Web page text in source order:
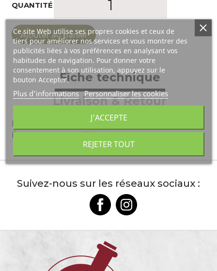
QUANTITÉ
Ajouter au panier
Fiche technique
Livraison & Retour
En stock
État Nouveau produit
Suivez-nous sur les réseaux sociaux :
Ce site Web utilise ses propres cookies et ceux de
tiers pour améliorer nos services et vous montrer des
publicités liées à vos préférences en analysant vos
habitudes de navigation. Pour donner votre
consentement à son utilisation, appuyez sur le
bouton Accepter.
Plus d'informations Personnaliser les cookies
REJETER TOUT
J'ACCEPTE